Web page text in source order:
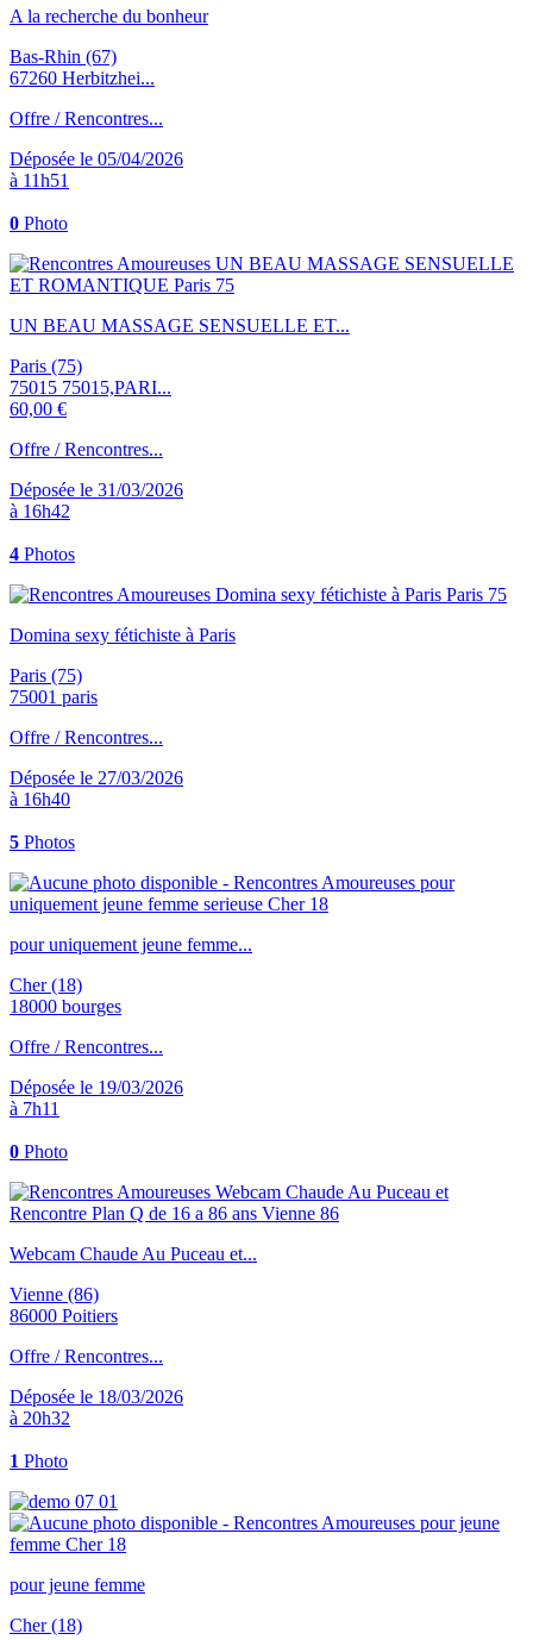
A la recherche du bonheur
Bas-Rhin (67)
67260 Herbitzhei...
Offre / Rencontres...
Déposée le 05/04/2026
à 11h51
0 Photo
UN BEAU MASSAGE SENSUELLE ET...
Paris (75)
75015 75015,PARI...
60,00 €
Offre / Rencontres...
Déposée le 31/03/2026
à 16h42
4 Photos
Domina sexy fétichiste à Paris
Paris (75)
75001 paris
Offre / Rencontres...
Déposée le 27/03/2026
à 16h40
5 Photos
pour uniquement jeune femme...
Cher (18)
18000 bourges
Offre / Rencontres...
Déposée le 19/03/2026
à 7h11
0 Photo
Webcam Chaude Au Puceau et...
Vienne (86)
86000 Poitiers
Offre / Rencontres...
Déposée le 18/03/2026
à 20h32
1 Photo
pour jeune femme
Cher (18)